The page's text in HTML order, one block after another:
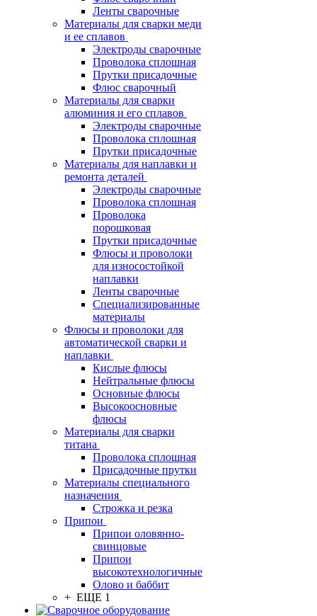
Ленты сварочные
Материалы для сварки меди
и ее сплавов
Электроды сварочные
Проволока сплошная
Прутки присадочные
Флюс сварочный
Материалы для сварки
алюминия и его сплавов
Электроды сварочные
Проволока сплошная
Прутки присадочные
Материалы для наплавки и
ремонта деталей
Электроды сварочные
Проволока сплошная
Проволока
порошковая
Прутки присадочные
Флюсы и проволоки
для износостойкой
наплавки
Ленты сварочные
Специализированные
материалы
Флюсы и проволоки для
автоматической сварки и
наплавки
Кислые флюсы
Нейтральные флюсы
Основные флюсы
Высокоосновные
флюсы
Материалы для сварки
титана
Проволока сплошная
Присадочные прутки
Материалы специального
назначения
Строжка и резка
Припои
Припои оловянно-
свинцовые
Припои
высокотехнологичные
Олово и баббит
+ ЕЩЕ 1